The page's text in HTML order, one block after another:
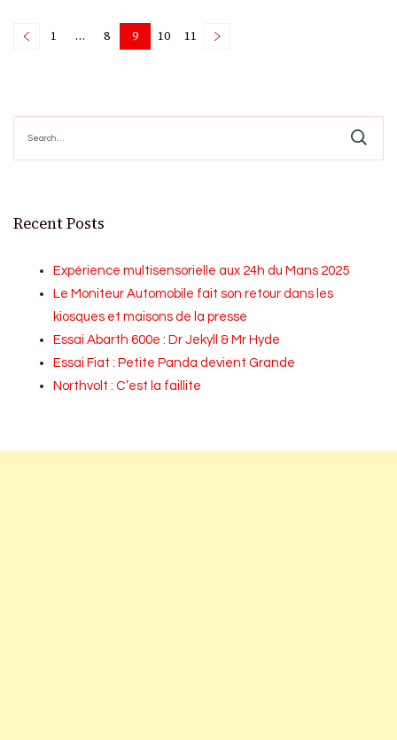
Posts
Page
1 … Page
8 Page
9 Page
10 Page
11
for:
Recent Posts
Expérience multisensorielle aux 24h du Mans 2025
Le Moniteur Automobile fait son retour dans les
kiosques et maisons de la presse
Essai Abarth 600e : Dr Jekyll & Mr Hyde
Essai Fiat : Petite Panda devient Grande
Northvolt : C’est la faillite